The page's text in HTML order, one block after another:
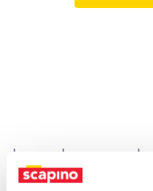
heren schoenen goud
Gouden